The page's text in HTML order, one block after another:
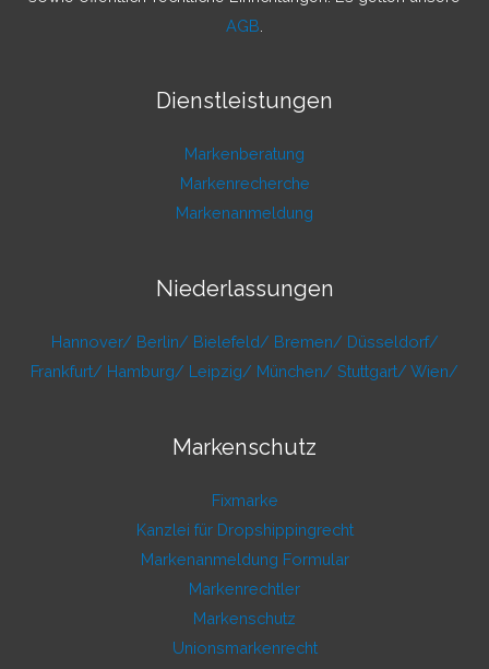
AGB
Dienstleistungen
Markenberatung
Markenrecherche
Markenanmeldung
Niederlassungen
Hannover/ Berlin/ Bielefeld/ Bremen/ Düsseldorf/
Frankfurt/ Hamburg/ Leipzig/ München/ Stuttgart/ Wien/
Markenschutz
Fixmarke
Kanzlei für Dropshippingrecht
Markenanmeldung Formular
Markenrechtler
Markenschutz
Unionsmarkenrecht